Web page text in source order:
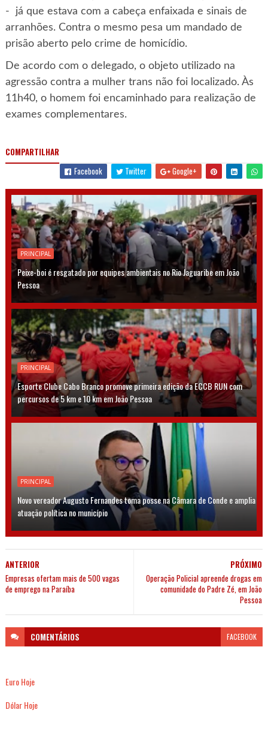
- já que estava com a cabeça enfaixada e sinais de
arranhões. Contra o mesmo pesa um mandado de
prisão aberto pelo crime de homicídio.
De acordo com o delegado, o objeto utilizado na
agressão contra a mulher trans não foi localizado. Às
11h40, o homem foi encaminhado para realização de
exames complementares.
COMPARTILHAR
Facebook
Twitter Google+
PRINCIPAL
Peixe-boi é resgatado por equipes ambientais no Rio Jaguaribe em João
Pessoa
PRINCIPAL
Esporte Clube Cabo Branco promove primeira edição da ECCB RUN com
percursos de 5 km e 10 km em João Pessoa
PRINCIPAL
Novo vereador Augusto Fernandes toma posse na Câmara de Conde e amplia
atuação política no município
PRÓXIMO
Operação Policial apreende drogas em
comunidade do Padre Zé, em João
Pessoa
ANTERIOR
Empresas ofertam mais de 500 vagas
de emprego na Paraíba
COMENTÁRIOS FACEBOOK
Euro Hoje
Dólar Hoje